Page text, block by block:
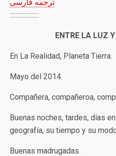
ترجمه فارسی
::::::::::::::::::::
ENTRE LA LUZ
En La Realidad, Planeta Tierra.
Mayo del 2014.
Compañera, compañeroa,
Buenas noches, tardes, días
geografía, su tiempo y su
Buenas madrugadas.